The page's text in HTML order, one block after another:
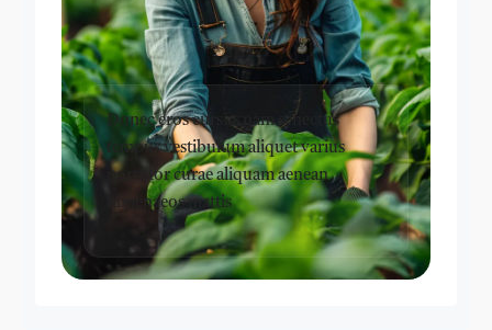
Donec eros cursus nam senectus
tempus vestibulum aliquet varius
porttitor curae aliquam aenean
himenaeos mattis